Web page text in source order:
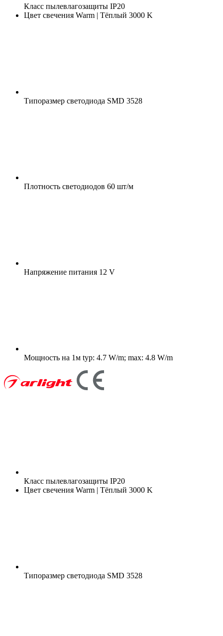
Класс пылевлагозащиты IP20
Цвет свечения Warm | Тёплый 3000 K
Типоразмер светодиода SMD 3528
Плотность светодиодов 60 шт/м
Напряжение питания 12 V
Мощность на 1м typ: 4.7 W/m; max: 4.8 W/m
Класс пылевлагозащиты IP20
Цвет свечения Warm | Тёплый 3000 K
Типоразмер светодиода SMD 3528